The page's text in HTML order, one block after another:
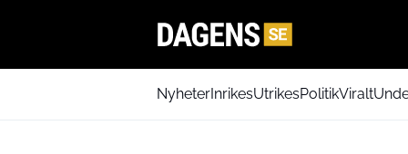
NyheterInrikesUtrikesPolitikViralt